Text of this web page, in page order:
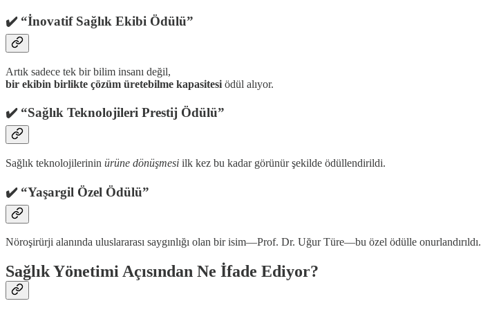
✔️ “İnovatif Sağlık Ekibi Ödülü”
Artık sadece tek bir bilim insanı değil,
bir ekibin birlikte çözüm üretebilme kapasitesi ödül alıyor.
✔️ “Sağlık Teknolojileri Prestij Ödülü”
Sağlık teknolojilerinin ürüne dönüşmesi ilk kez bu kadar görünür şekilde ödüllendirildi.
✔️ “Yaşargil Özel Ödülü”
Nöroşirürji alanında uluslararası saygınlığı olan bir isim—Prof. Dr. Uğur Türe—bu özel ödülle onurlandırıldı.
Sağlık Yönetimi Açısından Ne İfade Ediyor?